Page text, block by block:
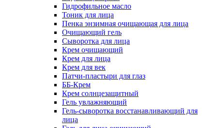
Гидрофильное масло
Тоник для лица
Пенка энзимная очищающая для лица
Очищающий гель
Сыворотка для лица
Крем очищающий
Крем для лица
Крем для век
Патчи-пластыри для глаз
ББ-Крем
Крем солнцезащитный
Гель увлажняющий
Гель-сыворотка восстанавливающий для
лица